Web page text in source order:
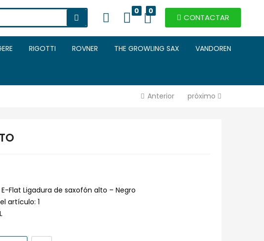
0 0
CONTACTAR
RIGOTTI ROVNER THE GROWLING SAX VANDOREN
Anterior próximo
E-Flat Ligadura de saxofón alto – Negro
artículo: 1